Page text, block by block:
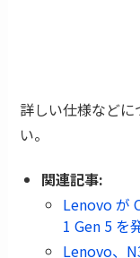
詳しい仕様など
い。
関連記事:
Lenovo が
1 Gen 5 を
Lenovo、